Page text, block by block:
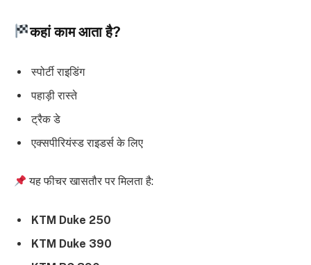
कहां काम आता है?
स्पोर्टी राइडिंग
पहाड़ी रास्ते
ट्रैक डे
एक्सपीरियंस्ड राइडर्स के लिए
यह फीचर खासतौर पर मिलता है:
KTM Duke 250
KTM Duke 390